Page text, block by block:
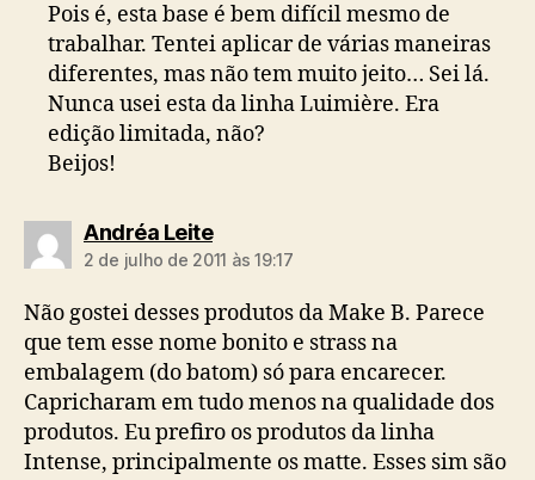
Pois é, esta base é bem difícil mesmo de
trabalhar. Tentei aplicar de várias maneiras
diferentes, mas não tem muito jeito… Sei lá.
Nunca usei esta da linha Luimière. Era
edição limitada, não?
Beijos!
Andréa Leitediz:
2 de julho de 2011 às 19:17
Não gostei desses produtos da Make B. Parece
que tem esse nome bonito e strass na
embalagem (do batom) só para encarecer.
Capricharam em tudo menos na qualidade dos
produtos. Eu prefiro os produtos da linha
Intense, principalmente os matte. Esses sim são